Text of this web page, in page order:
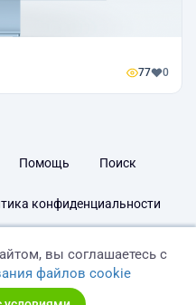
77 0
Помощь Поиск
конфиденциальности
вы соглашаетесь с
файлов cookie